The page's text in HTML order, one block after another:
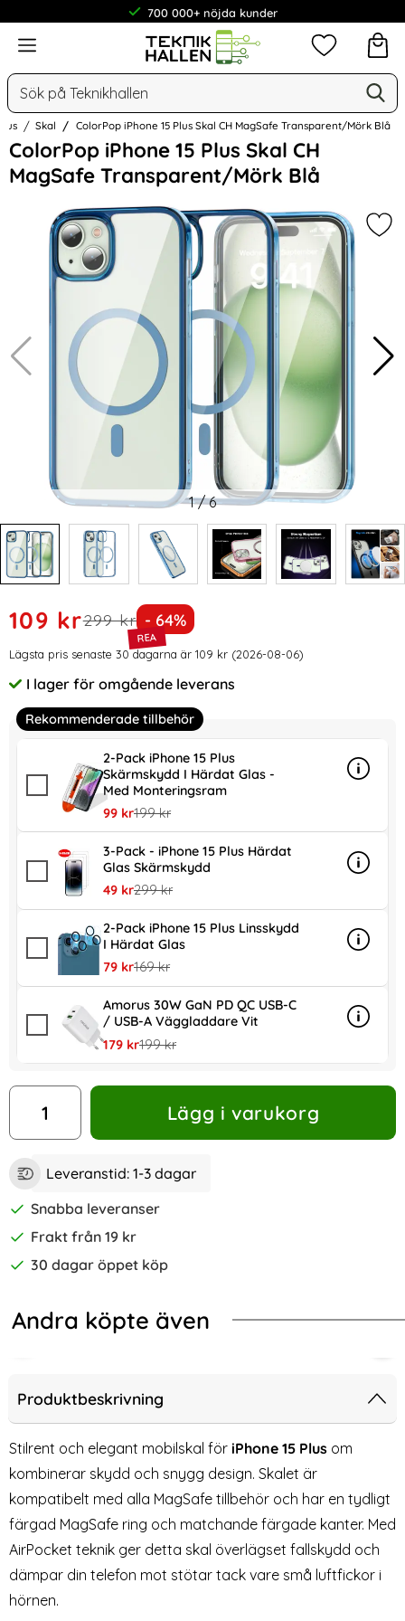
700 000+ nöjda kunder
Meny
Sök
Mina
Skal ColorPop iPhone 15 Plus Skal CH MagSafe Transparent/Mörk Blå
ColorPop iPhone 15 Plus Skal CH
MagSafe Transparent/Mörk Blå
Hoppa
över
Bilder
1/6
Handla denna produkt ColorPop iPhone 15 Plus Skal CH
rea pris
109 krtidigare pris
299 kr Priset är nedsatt med
- 64%
Prishistorik
Lägsta pris senaste 30 dagarna är 109 kr (2026-08-06)
Tillgänglighet:
I lager för omgående leverans
Rekommenderade tillbehör
2-Pack iPhone 15 Plus
Skärmskydd I Härdat Glas -
Med Monteringsram
rea pris
99 krtidigare pris
199 kr
Info
mer
3-Pack - iPhone 15 Plus Härdat
Glas Skärmskydd
rea pris
49 krtidigare pris
299 kr
Info
mer
2-Pack iPhone 15 Plus Linsskydd
I Härdat Glas
rea pris
79 krtidigare pris
169 kr
Info
mer
Amorus 30W GaN PD QC USB-C
/ USB-A Väggladdare Vit
rea pris
179 krtidigare pris
199 kr
Info
mer
antal
Lägg i varukorg
Leveranstid: 1-3 dagar
Snabba leveranser
Frakt från 19 kr
30 dagar öppet köp
Andra köpte även
- iPhone 15 Plus Härdat Glas Skärmskydd2-Pack iPhone 15 Plus Linsskydd I
2-
Produktbeskrivning
Stilrent och elegant mobilskal för iPhone 15 Plus om
kombinerar skydd och snygg design. Skalet är
kompatibelt med alla MagSafe tillbehör och har en tydligt
färgad MagSafe ring och matchande färgade kanter. Med
AirPocket teknik ger detta skal överlägset fallskydd och
dämpar din telefon mot stötar tack vare små luftfickor i
hörnen.